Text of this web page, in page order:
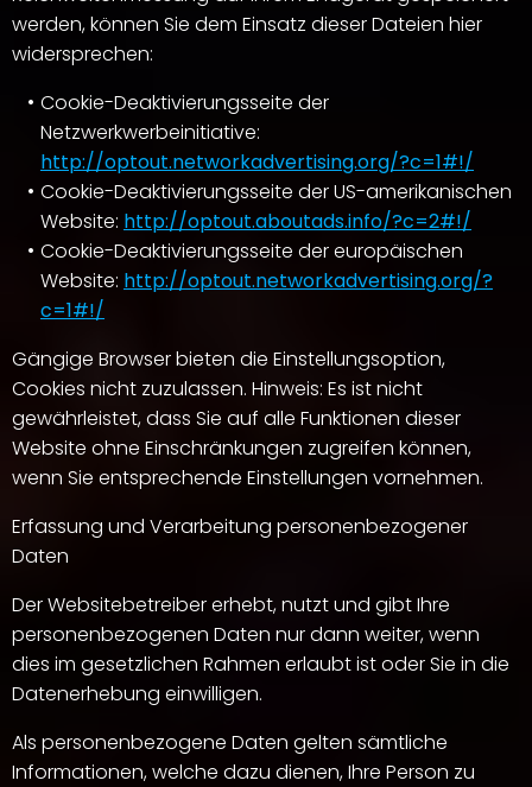
werden, können Sie dem Einsatz dieser Dateien hier
widersprechen:
Cookie-Deaktivierungsseite der
Netzwerkwerbeinitiative:
http://optout.networkadvertising.org/?c=1#!/
Cookie-Deaktivierungsseite der US-amerikanischen
Website: http://optout.aboutads.info/?c=2#!/
Cookie-Deaktivierungsseite der europäischen
Website: http://optout.networkadvertising.org/?
c=1#!/
Gängige Browser bieten die Einstellungsoption,
Cookies nicht zuzulassen. Hinweis: Es ist nicht
gewährleistet, dass Sie auf alle Funktionen dieser
Website ohne Einschränkungen zugreifen können,
wenn Sie entsprechende Einstellungen vornehmen.
Erfassung und Verarbeitung personenbezogener
Daten
Der Websitebetreiber erhebt, nutzt und gibt Ihre
personenbezogenen Daten nur dann weiter, wenn
dies im gesetzlichen Rahmen erlaubt ist oder Sie in die
Datenerhebung einwilligen.
Als personenbezogene Daten gelten sämtliche
Informationen, welche dazu dienen, Ihre Person zu